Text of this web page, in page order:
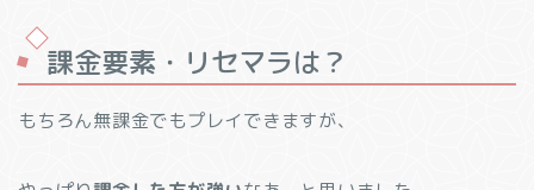
課金要素・リセマラは？
もちろん無課金でもプレイできますが、